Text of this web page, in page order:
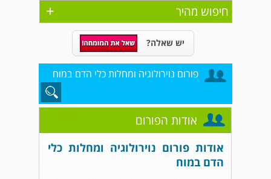
+ חיפוש מהיר
יש שאלה?
פורום נוירולוגיה ומחלות כלי הדם במוח
אודות הפורום
אודות פורום נוירולוגיה ומחלות כלי
הדם במוח